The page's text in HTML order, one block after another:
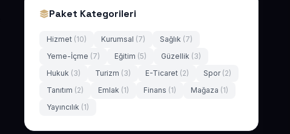
Paket Kategorileri
Hizmet (10) Kurumsal (7) Sağlık (7)
Yeme-İçme (7) Eğitim (5) Güzellik (3)
Hukuk (3) Turizm (3) E-Ticaret (2) Spor (2)
Tanıtım (2) Emlak (1) Finans (1) Mağaza (1)
Yayıncılık (1)